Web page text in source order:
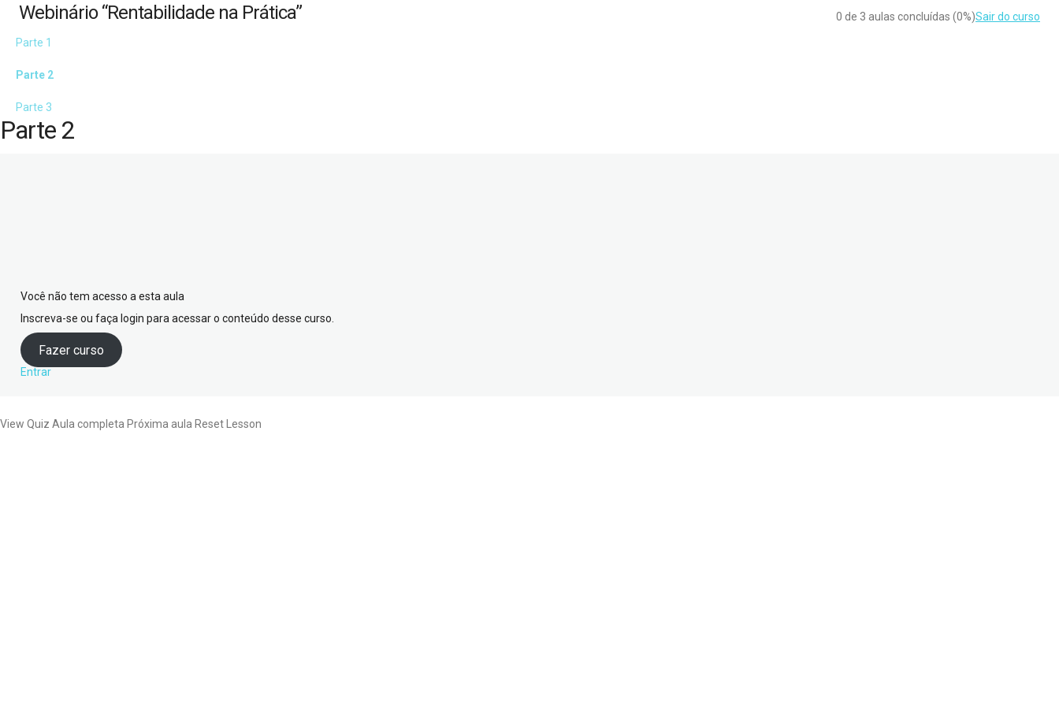
Webinário “Rentabilidade na Prática” 0 de 3 aulas concluídas (0%)Sair do curso
Parte 1
Parte 2
Parte 3
Parte 2
Você não tem acesso a esta aula
Inscreva-se ou faça login para acessar o conteúdo desse curso.
Fazer curso
Entrar
View Quiz Aula completa Próxima aula Reset Lesson